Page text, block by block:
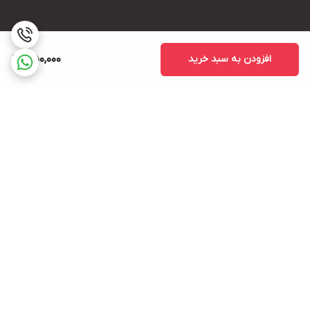
350,000 افزودن به سبد خرید